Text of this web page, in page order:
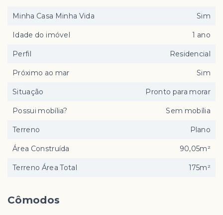
Cômodos
Minha Casa Minha Vida Sim
Idade do imóvel 1 ano
Perfil Residencial
Próximo ao mar Sim
Situação Pronto para morar
Possui mobília? Sem mobília
Terreno Plano
Área Construída 90,05m²
Terreno Área Total 175m²